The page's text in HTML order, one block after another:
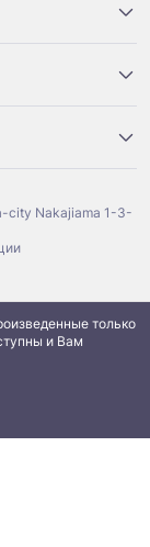
city Nakajiama 1-3-
только
и Вам